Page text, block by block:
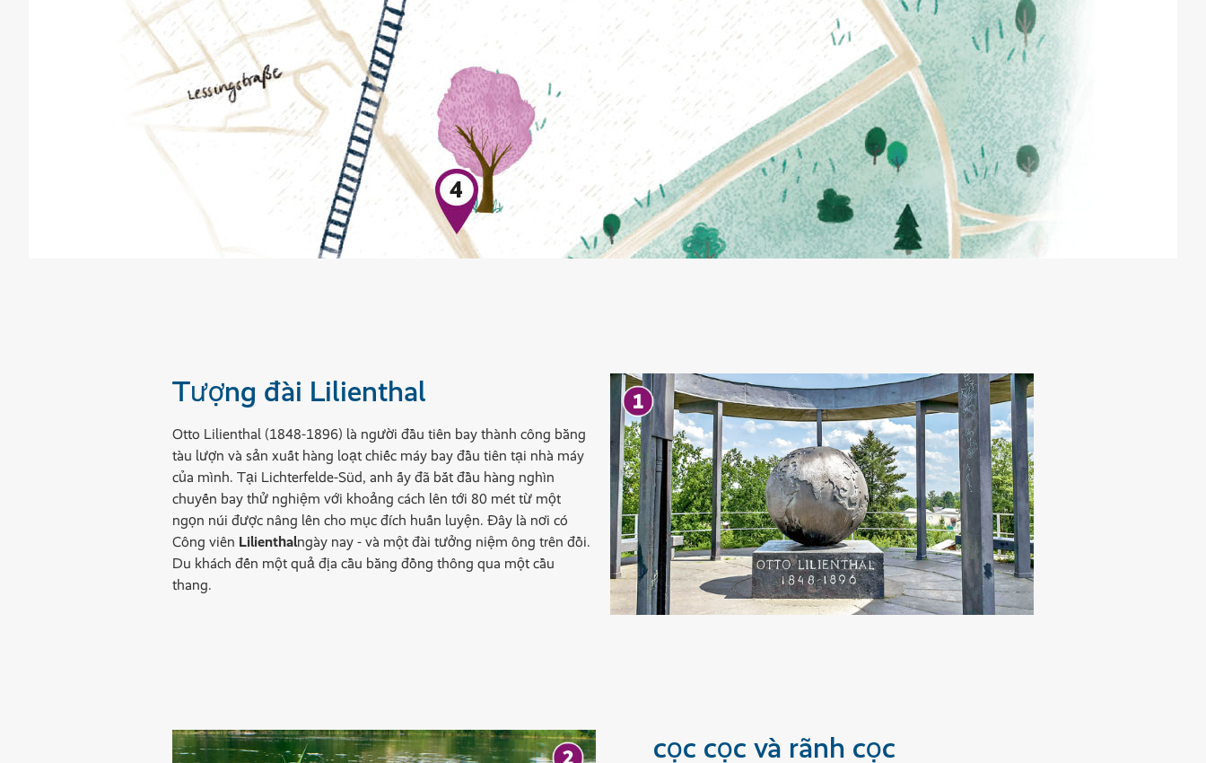
Tượng đài Lilienthal
Otto Lilienthal (1848-1896) là người đầu tiên bay thành công bằng
tàu lượn và sản xuất hàng loạt chiếc máy bay đầu tiên tại nhà máy
của mình. Tại Lichterfelde-Süd, anh ấy đã bắt đầu hàng nghìn
chuyến bay thử nghiệm với khoảng cách lên tới 80 mét từ một
ngọn núi được nâng lên cho mục đích huấn luyện. Đây là nơi có
Công viên Lilienthalngày nay - và một đài tưởng niệm ông trên đồi.
Du khách đến một quả địa cầu bằng đồng thông qua một cầu
thang.
cọc cọc và rãnh cọc